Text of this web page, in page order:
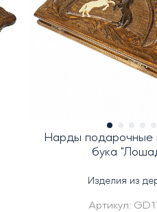
Нарды подарочные
бука
Изделия из
Артикул: